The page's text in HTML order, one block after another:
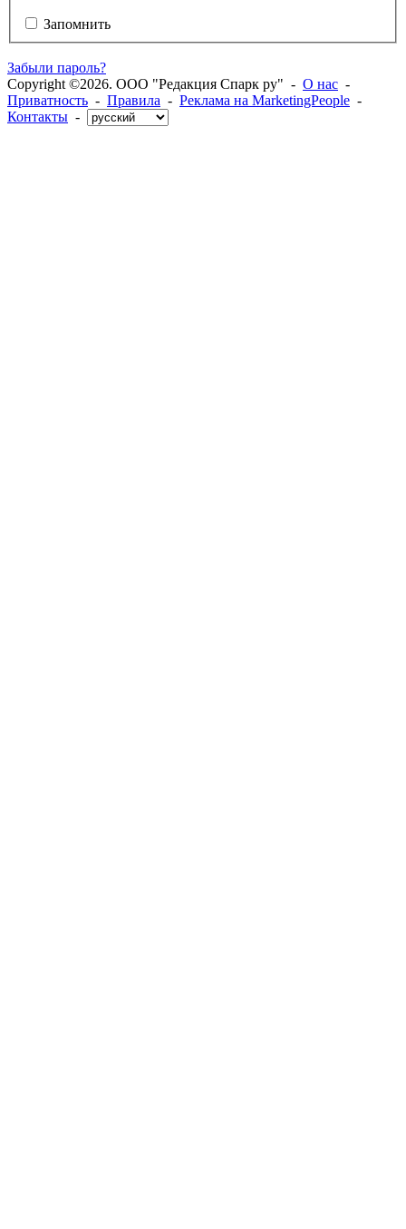
Запомнить
Забыли пароль?
Copyright ©2026. ООО "Редакция Спарк ру" - О нас -
Приватность - Правила - Реклама на MarketingPeople -
Контакты -